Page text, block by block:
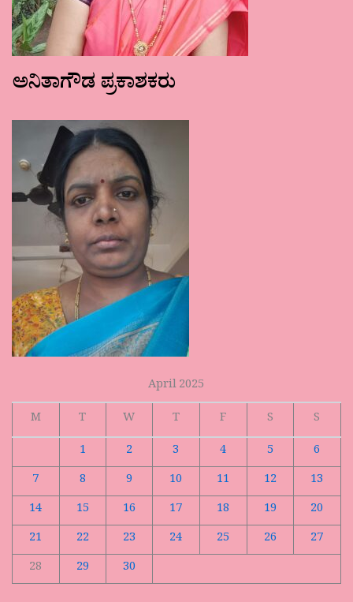
ಅನಿತಾಗೌಡ ಪ್ರಕಾಶಕರು
April 2025
M
T W T F S
S
1
2 3 4 5
6
7
8 9 10 11 12
13
14
15 16 17 18 19
20
21
22 23 24 25 26
27
28
29 30